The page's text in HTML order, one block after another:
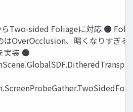
らTwo-sided Foliageに対応 ●
はOverOcclusion、暗くなりすぎ
実装 ●